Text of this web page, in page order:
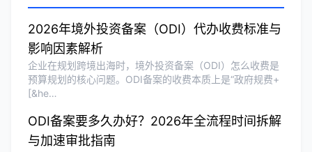
刘总 ★★★★★
泰国BOI申请+建厂规划一站式服务，完
美！
Olivia Wang ★★★★★
香港公司注册和审计服务专业高效，非常
2026年境外投资备案（ODI）代办收费标准与
影响因素解析
企业在规划跨境出海时，境外投资备案（ODI）怎么收费是
预算规划的核心问题。ODI备案的收费本质上是“政府规费+
[&he…
ODI备案要多久办好？2026年全流程时间拆解
与加速审批指南